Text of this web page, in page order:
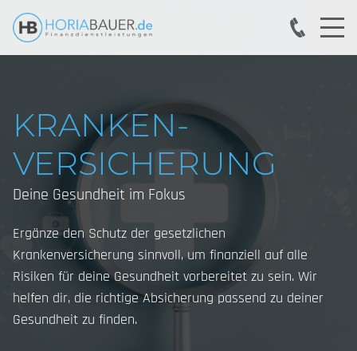
KRANKEN­
VERSICHERUNG
Deine Gesundheit im Fokus
Ergänze den Schutz der gesetzlichen
Krankenversicherung sinnvoll, um finanziell auf alle
Risiken für deine Gesundheit vorbereitet zu sein. Wir
helfen dir, die richtige Absicherung passend zu deiner
Gesundheit zu finden.